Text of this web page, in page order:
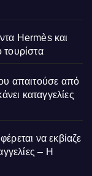
Hermès και
απαιτούσε από
καταγγελίες
να εκβίαζε
– Η